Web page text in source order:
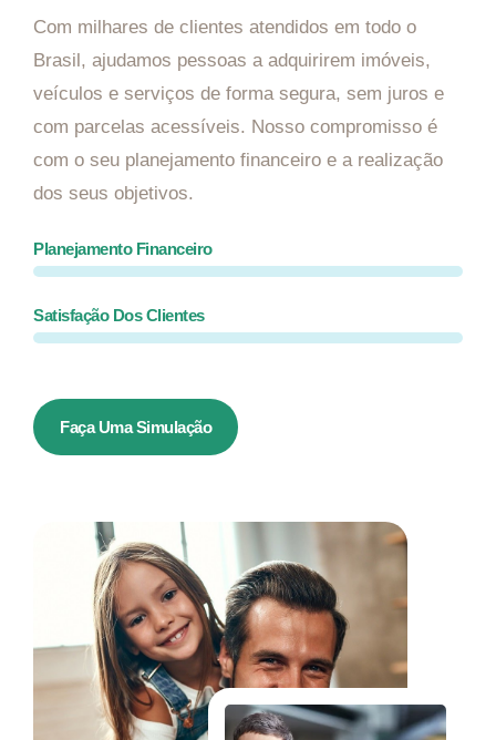
Com milhares de clientes atendidos em todo o
Brasil, ajudamos pessoas a adquirirem imóveis,
veículos e serviços de forma segura, sem juros e
com parcelas acessíveis. Nosso compromisso é
com o seu planejamento financeiro e a realização
dos seus objetivos.
Planejamento Financeiro
Satisfação Dos Clientes
Faça Uma Simulação